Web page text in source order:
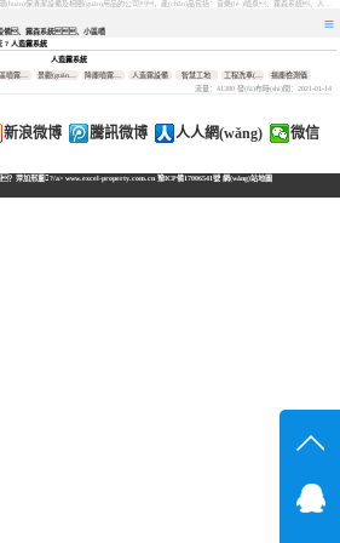
備、霧森系統、小區噴
? 人造霧系統
人造霧系統
小區噴霧設備 降塵噴霧設備 人造霧設備 智慧工地 工程洗車(chē)機
揚塵檢測儀
流量：41380 發(fā)布時(shí)間：2021-01-14
新浪微博 騰訊微博 人人網(wǎng) 微信
？萍加邢薰?/a> www.excel-property.com.cn 豫ICP備17006541號 網(wǎng)站地圖
在線(xiàn)溝